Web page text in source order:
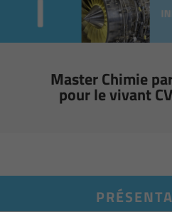
Master Chimie
pour le vivant